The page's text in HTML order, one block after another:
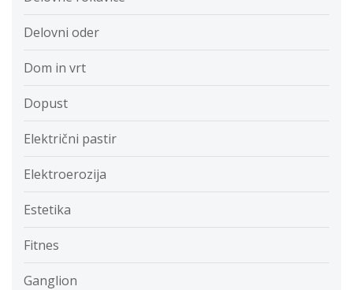
Delovni oder
Dom in vrt
Dopust
Električni pastir
Elektroerozija
Estetika
Fitnes
Ganglion